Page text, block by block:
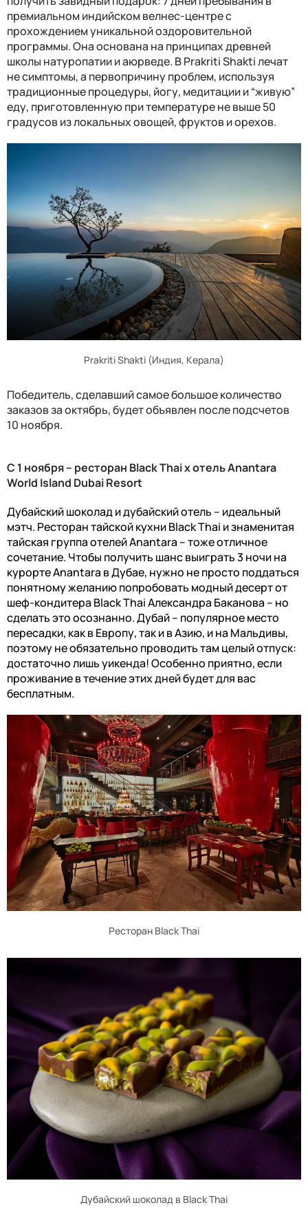
премиальном индийском велнес-центре с
прохождением уникальной оздоровительной
программы. Она основана на принципах древней
школы натуропатии и аюрведе. ВPrakriti Shaktiлечат
не симптомы, а первопричину проблем, используя
традиционные процедуры, йогу, медитации и “живую”
еду, приготовленную при температуре не выше 50
градусов из локальных овощей, фруктов и орехов.
Prakriti Shakti (Индия, Керала)
Победитель, сделавший самое большое количество
заказов за октябрь, будет объявлен после подсчетов
10 ноября.
С 1 ноября– ресторан Black Thaiх отельAnantara
World Island Dubai Resort
Дубайский шоколад и дубайский отель – идеальный
мэтч. Ресторан тайской кухни Black Thai и знаменитая
тайская группа отелей Anantara – тоже отличное
сочетание. Чтобы получить шанс выиграть 3 ночи на
курортеAnantara в Дубае, нужно не просто поддаться
понятному желанию попробовать модный десерт от
шеф-кондитера Black ThaiАлександра Баканова – но
сделать это осознанно. Дубай – популярное место
пересадки, как в Европу, так и в Азию, и на Мальдивы,
поэтому не обязательно проводить там целый отпуск:
достаточно лишь уикенда! Особенно приятно, если
проживание в течение этих дней будет для вас
бесплатным.
Ресторан Black Thai
Дубайский шоколад в Black Thai